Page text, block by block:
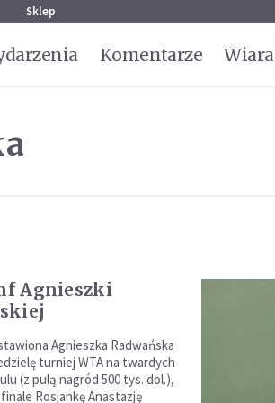
Sklep
Komentarze Wiara
Agnieszki
Agnieszka Radwańska
turniej WTA na twardych
(z pulą nagród 500 tys. dol.),
Rosjankę Anastazję